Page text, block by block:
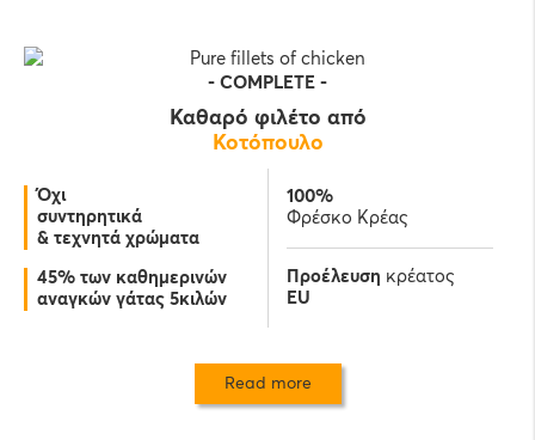
- COMPLETE -
Καθαρό φιλέτο από
Κοτόπουλο
Όχι
συντηρητικά
& τεχνητά χρώματα
45% των καθημερινών
αναγκών γάτας 5κιλών
100%
Φρέσκο Κρέας
Προέλευση κρέατος
EU
Read more